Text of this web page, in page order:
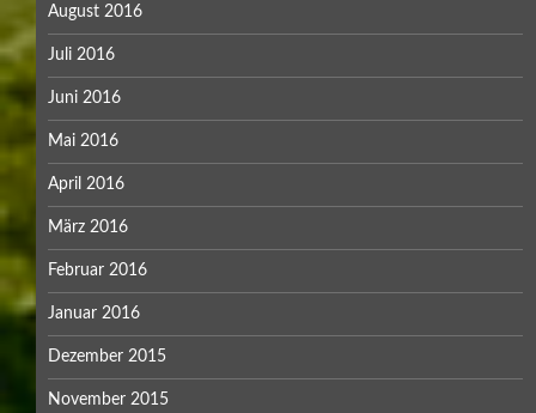
August 2016
Juli 2016
Juni 2016
Mai 2016
April 2016
März 2016
Februar 2016
Januar 2016
Dezember 2015
November 2015